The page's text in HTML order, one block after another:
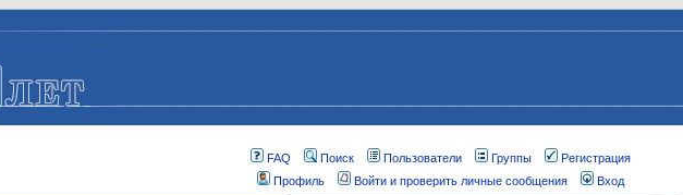
FAQ Поиск Пользователи Группы
Регистрация
Профиль
Войти и проверить личные сообщения Вход